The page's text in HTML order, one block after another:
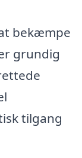
bekæmpe
grundig
tilgang